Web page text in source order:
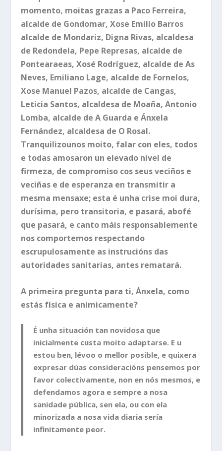
momento, moitas grazas a Paco Ferreira,
alcalde de Gondomar, Xose Emilio Barros
alcalde de Mondariz, Digna Rivas, alcaldesa
de Redondela, Pepe Represas, alcalde de
Pontearaeas, Xosé Rodríguez, alcalde de As
Neves, Emiliano Lage, alcalde de Fornelos,
Xose Manuel Pazos, alcalde de Cangas,
Leticia Santos, alcaldesa de Moaña, Antonio
Lomba, alcalde de A Guarda e Ánxela
Fernández, alcaldesa de O Rosal.
Tranquilizounos moito, falar con eles, todos
e todas amosaron un elevado nivel de
firmeza, de compromiso cos seus veciños e
veciñas e de esperanza en transmitir a
mesma mensaxe; esta é unha crise moi dura,
durísima, pero transitoria, e pasará, abofé
que pasará, e canto máis responsablemente
nos comportemos respectando
escrupulosamente as instrucións das
autoridades sanitarias, antes rematará.
A primeira pregunta para ti, Ánxela, como
estás física e animicamente?
É unha situación tan novidosa que
inicialmente custa moito adaptarse. E u
estou ben, lévoo o mellor posible, e quixera
expresar dúas consideracións pensemos por
favor colectivamente, non en nós mesmos, e
defendamos agora e sempre a nosa
sanidade pública, sen ela, ou con ela
minorizada a nosa vida diaria sería
infinitamente peor.